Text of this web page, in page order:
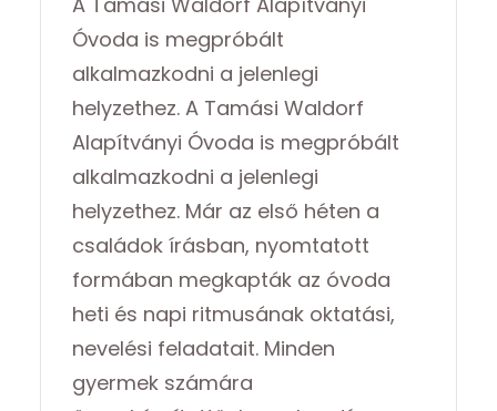
Óvoda is megpróbált
alkalmazkodni a jelenlegi
helyzethez. A Tamási Waldorf
Alapítványi Óvoda is megpróbált
alkalmazkodni a jelenlegi
helyzethez. Már az első héten a
családok írásban, nyomtatott
formában megkapták az óvoda
heti és napi ritmusának oktatási,
nevelési feladatait. Minden
gyermek számára